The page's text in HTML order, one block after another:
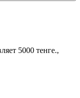
5000 тенге.,